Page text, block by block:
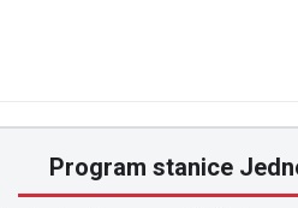
Program stanice